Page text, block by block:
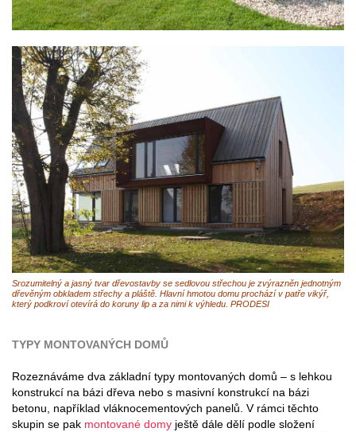
Srozumitelný a jasný tvar dřevostavby se sedlovou střechou je zvýrazněn jednotným
dřevěným obkladem střechy a pláště. Hlavní hmotou domu prochází v patře vikýř,
který podkroví otevírá do koruny lip a za nimi k výhledu. PRODESI
TYPY MONTOVANÝCH DOMŮ
Rozeznáváme dva základní typy montovaných domů – s lehkou
konstrukcí na bázi dřeva nebo s masivní konstrukcí na bázi
betonu, například vláknocementových panelů. V rámci těchto
skupin se pak montované domy ještě dále dělí podle složení